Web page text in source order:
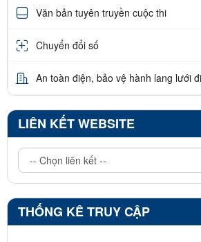
Văn bản tuyên truyền cuộc thi
Chuyển đổi số
An toàn điện, bảo vệ hành lang lưới
LIÊN KẾT WEBSITE
THỐNG KÊ TRUY CẬP